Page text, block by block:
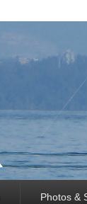
Photos &